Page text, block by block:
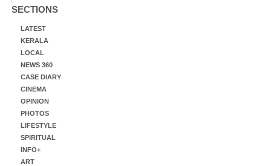
SECTIONS
LATEST
KERALA
LOCAL
NEWS 360
CASE DIARY
CINEMA
OPINION
PHOTOS
LIFESTYLE
SPIRITUAL
INFO+
ART